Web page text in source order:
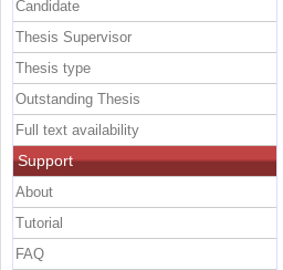
Candidate
Thesis Supervisor
Thesis type
Outstanding Thesis
Full text availability
Support
About
Tutorial
FAQ